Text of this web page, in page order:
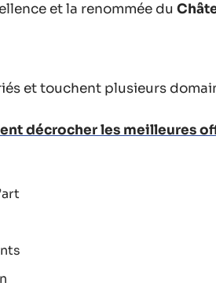
et la renommée du
et touchent plusieurs
décrocher les meilleures